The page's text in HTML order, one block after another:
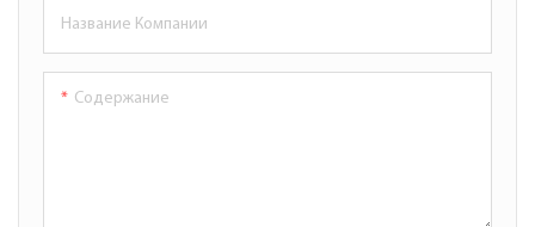
Название Компании
Содержание